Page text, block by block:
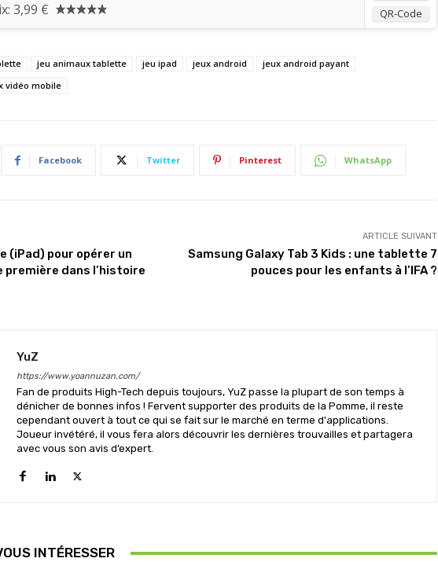
QR-Code
3,99 €
jeu animaux tablette jeu ipad jeux android
jeux android payant
vidéo mobile
Facebook Twitter Pinterest WhatsApp
pour opérer un
première dans l’histoire
ARTICLE SUIVANT
Samsung Galaxy Tab 3 Kids : une tablette 7
pouces pour les enfants à l’IFA ?
YuZ
https://www.yoannuzan.com/
Fan de produits High-Tech depuis toujours, YuZ passe la plupart de son temps à
dénicher de bonnes infos ! Fervent supporter des produits de la Pomme, il reste
cependant ouvert à tout ce qui se fait sur le marché en terme d'applications.
Joueur invétéré, il vous fera alors découvrir les dernières trouvailles et partagera
avec vous son avis d’expert.
INTÉRESSER